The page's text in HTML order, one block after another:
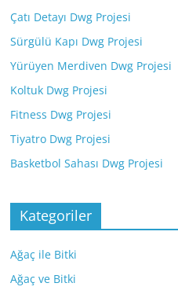
Çatı Detayı Dwg Projesi
Sürgülü Kapı Dwg Projesi
Yürüyen Merdiven Dwg Projesi
Koltuk Dwg Projesi
Fitness Dwg Projesi
Tiyatro Dwg Projesi
Basketbol Sahası Dwg Projesi
Kategoriler
Ağaç ile Bitki
Ağaç ve Bitki